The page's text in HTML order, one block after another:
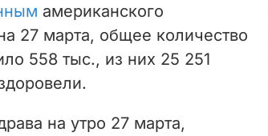
американского
27 марта, общее количество
558 тыс., из них 25 251
на утро 27 марта,